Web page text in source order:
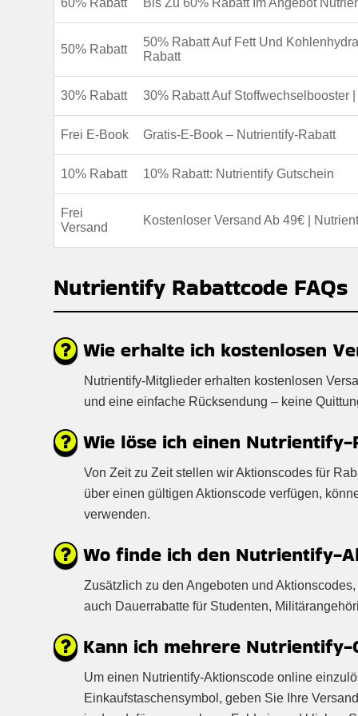
50% Rabatt
50% Rabatt Auf Fett Und
Rabatt
30% Rabatt 30% Rabatt Auf Stoffwechselbooster
Frei E-Book Gratis-E-Book – Nutrientify-Rabatt
10% Rabatt 10% Rabatt: Nutrientify Gutschein
Frei
Versand
Kostenloser Versand Ab 49€ |
Nutrientify Rabattcode FAQs
Wie erhalte ich kostenlosen
Nutrientify-Mitglieder erhalten kostenlosen
und eine einfache Rücksendung – keine
Wie löse ich einen Nutrientify-
Von Zeit zu Zeit stellen wir Aktionscodes für
über einen gültigen Aktionscode verfügen,
verwenden.
Wo finde ich den Nutrientify-
Zusätzlich zu den Angeboten und
auch Dauerrabatte für Studenten,
Kann ich mehrere Nutrientify-
Um einen Nutrientify-Aktionscode online
Einkaufstaschensymbol, geben Sie Ihre